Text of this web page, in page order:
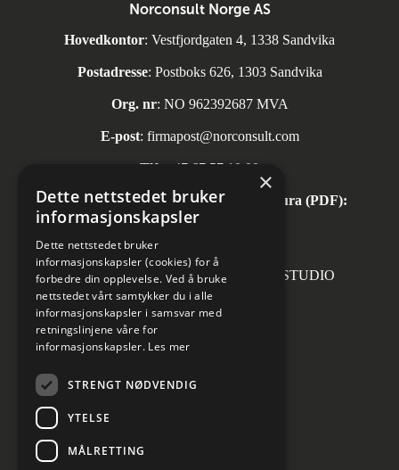
Norconsult Norge AS
Hovedkontor: Vestfjordgaten 4, 1338 Sandvika
Postadresse: Postboks 626, 1303 Sandvika
Org. nr: NO 962392687 MVA
E-post: firmapost@norconsult.com
Tlf: +47 67 57 10 00
Automatisk mottak av inngående faktura (PDF):
invoice.no@norconsult.com
Forsidefoto: RASMUS HJORTSHOJ STUDIO
×
Dette nettstedet bruker
informasjonskapsler
Dette nettstedet bruker
informasjonskapsler (cookies) for å
forbedre din opplevelse. Ved å bruke
nettstedet vårt samtykker du i alle
informasjonskapsler i samsvar med
retningslinjene våre for
informasjonskapsler. Les mer
STRENGT NØDVENDIG
YTELSE
MÅLRETTING